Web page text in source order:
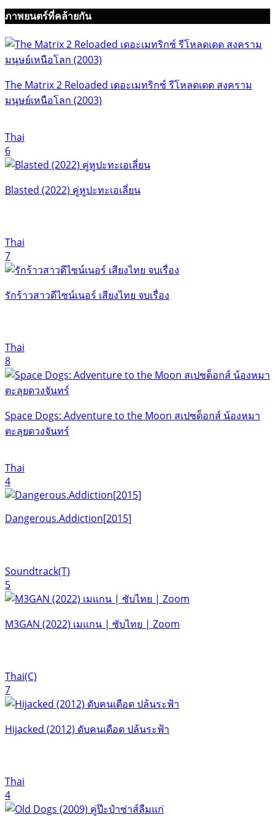
ภาพยนตร์ที่คล้ายกัน
The Matrix 2 Reloaded เดอะเมทริกซ์ รีโหลดเดด สงคราม
มนุษย์เหนือโลก (2003)
Thai
6
Blasted (2022) คู่หูปะทะเอเลี่ยน
Thai
7
รักร้าวสาวดีไซน์เนอร์ เสียงไทย จบเรื่อง
Thai
8
Space Dogs: Adventure to the Moon สเปซด็อกส์ น้องหมา
ตะลุยดวงจันทร์
Thai
4
Dangerous.Addiction[2015]
Soundtrack(T)
5
M3GAN (2022) เมแกน | ซับไทย | Zoom
Thai(C)
7
Hijacked (2012) ดับคนเดือด ปล้นระฟ้า
Thai
4